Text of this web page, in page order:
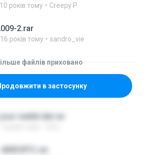
10 років тому Creepy P.
2.rar
16 років тому sandro_vie
файлів приховано
в застосунку
wallet.dat.rar
BTC.rar